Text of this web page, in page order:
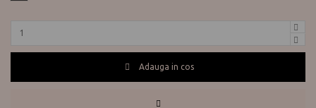
Adauga in cos